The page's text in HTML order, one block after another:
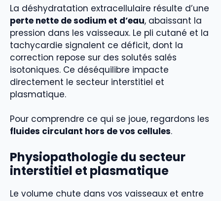
La déshydratation extracellulaire résulte d’une
perte nette de sodium et d’eau, abaissant la
pression dans les vaisseaux. Le pli cutané et la
tachycardie signalent ce déficit, dont la
correction repose sur des solutés salés
isotoniques. Ce déséquilibre impacte
directement le secteur interstitiel et
plasmatique.
Pour comprendre ce qui se joue, regardons les
fluides circulant hors de vos cellules.
Physiopathologie du secteur
interstitiel et plasmatique
Le volume chute dans vos vaisseaux et entre